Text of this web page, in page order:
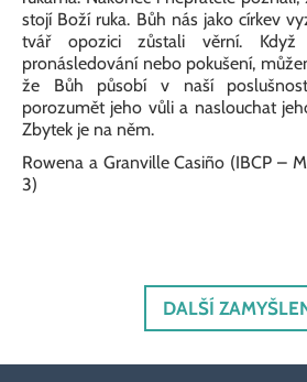
stojí Boží ruka. Bůh nás jako církev
tvář opozici zůstali věrní. Když
pronásledování nebo pokušení,
že Bůh působí v naší
porozumět jeho vůli a naslouchat
Zbytek je na něm.
Rowena a Granville Casiño (IBCP –
3)
DALŠÍ